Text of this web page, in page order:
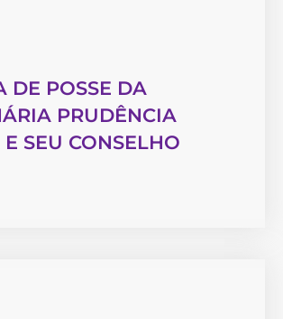
DE POSSE DA
PRUDÊNCIA
SEU CONSELHO